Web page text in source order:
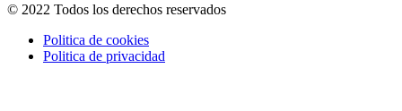
© 2022 Todos los derechos reservados
Politica de cookies
Politica de privacidad